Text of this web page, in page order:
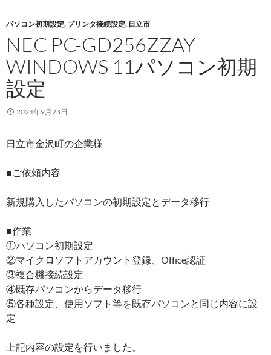
パソコン初期設定, プリンタ接続設定, 日立市
NEC PC-GD256ZZAY
WINDOWS 11パソコン初期
設定
2024年9月23日
日立市金沢町の企業様
■ご依頼内容
新規購入したパソコンの初期設定とデータ移行
■作業
①パソコン初期設定
②マイクロソフトアカウント登録、Office認証
③複合機接続設定
④既存パソコンからデータ移行
⑤各種設定、使用ソフト等を既存パソコンと同じ内容に設
定
上記内容の設定を行いました。